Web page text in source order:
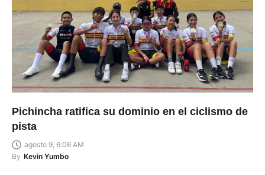
Pichincha ratifica su dominio en el ciclismo de
pista
agosto 9, 6:06 AM
By Kevin Yumbo